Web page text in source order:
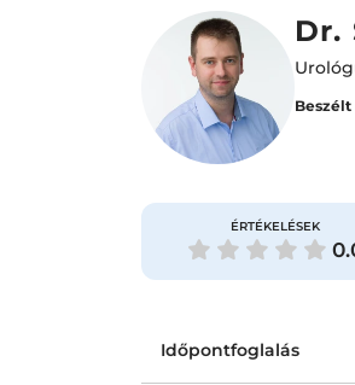
Dr.
ÉRTÉKELÉSEK
Időpontfoglalás